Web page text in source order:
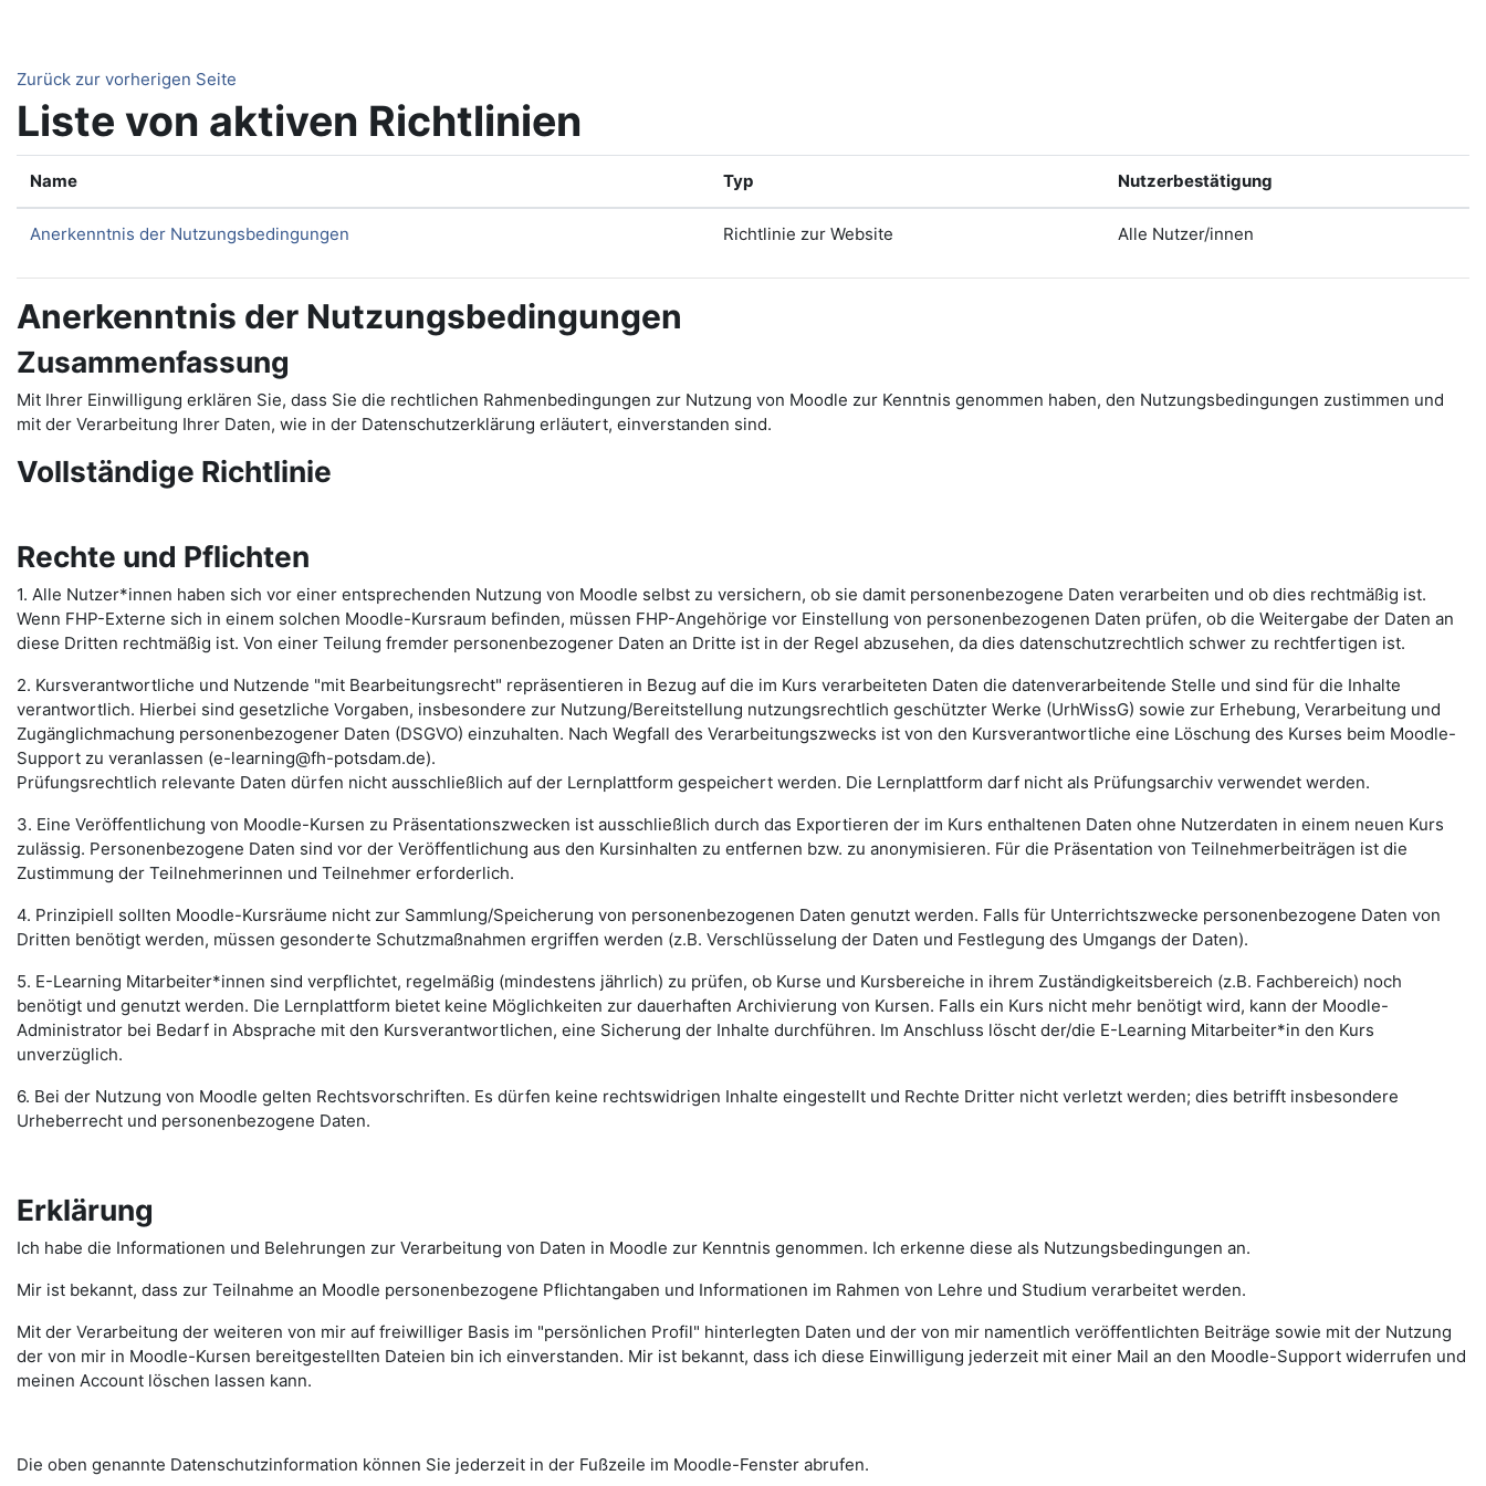
Zurück zur vorherigen Seite
Liste von aktiven Richtlinien
Name Typ Nutzerbestätigung
Anerkenntnis der Nutzungsbedingungen Richtlinie zur Website Alle Nutzer/innen
Anerkenntnis der Nutzungsbedingungen
Zusammenfassung
Mit Ihrer Einwilligung erklären Sie, dass Sie die rechtlichen Rahmenbedingungen zur Nutzung von Moodle zur Kenntnis genommen haben, den Nutzungsbedingungen zustimmen und
mit der Verarbeitung Ihrer Daten, wie in der Datenschutzerklärung erläutert, einverstanden sind.
Vollständige Richtlinie
Rechte und Pflichten
1. Alle Nutzer*innen haben sich vor einer entsprechenden Nutzung von Moodle selbst zu versichern, ob sie damit personenbezogene Daten verarbeiten und ob dies rechtmäßig ist.
Wenn FHP-Externe sich in einem solchen Moodle-Kursraum befinden, müssen FHP-Angehörige vor Einstellung von personenbezogenen Daten prüfen, ob die Weitergabe der Daten an
diese Dritten rechtmäßig ist. Von einer Teilung fremder personenbezogener Daten an Dritte ist in der Regel abzusehen, da dies datenschutzrechtlich schwer zu rechtfertigen ist.
2. Kursverantwortliche und Nutzende "mit Bearbeitungsrecht" repräsentieren in Bezug auf die im Kurs verarbeiteten Daten die datenverarbeitende Stelle und sind für die Inhalte
verantwortlich. Hierbei sind gesetzliche Vorgaben, insbesondere zur Nutzung/Bereitstellung nutzungsrechtlich geschützter Werke (UrhWissG) sowie zur Erhebung, Verarbeitung und
Zugänglichmachung personenbezogener Daten (DSGVO) einzuhalten. Nach Wegfall des Verarbeitungszwecks ist von den Kursverantwortliche eine Löschung des Kurses beim Moodle-
Support zu veranlassen (e-learning@fh-potsdam.de).
Prüfungsrechtlich relevante Daten dürfen nicht ausschließlich auf der Lernplattform gespeichert werden. Die Lernplattform darf nicht als Prüfungsarchiv verwendet werden.
3. Eine Veröffentlichung von Moodle-Kursen zu Präsentationszwecken ist ausschließlich durch das Exportieren der im Kurs enthaltenen Daten ohne Nutzerdaten in einem neuen Kurs
zulässig. Personenbezogene Daten sind vor der Veröffentlichung aus den Kursinhalten zu entfernen bzw. zu anonymisieren. Für die Präsentation von Teilnehmerbeiträgen ist die
Zustimmung der Teilnehmerinnen und Teilnehmer erforderlich.
4. Prinzipiell sollten Moodle-Kursräume nicht zur Sammlung/Speicherung von personenbezogenen Daten genutzt werden. Falls für Unterrichtszwecke personenbezogene Daten von
Dritten benötigt werden, müssen gesonderte Schutzmaßnahmen ergriffen werden (z.B. Verschlüsselung der Daten und Festlegung des Umgangs der Daten).
5. E-Learning Mitarbeiter*innen sind verpflichtet, regelmäßig (mindestens jährlich) zu prüfen, ob Kurse und Kursbereiche in ihrem Zuständigkeitsbereich (z.B. Fachbereich) noch
benötigt und genutzt werden. Die Lernplattform bietet keine Möglichkeiten zur dauerhaften Archivierung von Kursen. Falls ein Kurs nicht mehr benötigt wird, kann der Moodle-
Administrator bei Bedarf in Absprache mit den Kursverantwortlichen, eine Sicherung der Inhalte durchführen. Im Anschluss löscht der/die E-Learning Mitarbeiter*in den Kurs
unverzüglich.
6. Bei der Nutzung von Moodle gelten Rechtsvorschriften. Es dürfen keine rechtswidrigen Inhalte eingestellt und Rechte Dritter nicht verletzt werden; dies betrifft insbesondere
Urheberrecht und personenbezogene Daten.
Erklärung
Ich habe die Informationen und Belehrungen zur Verarbeitung von Daten in Moodle zur Kenntnis genommen. Ich erkenne diese als Nutzungsbedingungen an.
Mir ist bekannt, dass zur Teilnahme an Moodle personenbezogene Pflichtangaben und Informationen im Rahmen von Lehre und Studium verarbeitet werden.
Mit der Verarbeitung der weiteren von mir auf freiwilliger Basis im "persönlichen Profil" hinterlegten Daten und der von mir namentlich veröffentlichten Beiträge sowie mit der Nutzung
der von mir in Moodle-Kursen bereitgestellten Dateien bin ich einverstanden. Mir ist bekannt, dass ich diese Einwilligung jederzeit mit einer Mail an den Moodle-Support widerrufen und
meinen Account löschen lassen kann.
Die oben genannte Datenschutzinformation können Sie jederzeit in der Fußzeile im Moodle-Fenster abrufen.